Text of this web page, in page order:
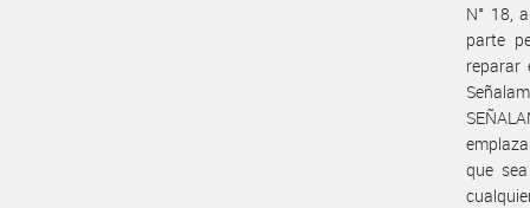
N° 18,
parte
reparar
que